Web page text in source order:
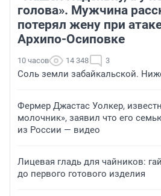
голова». Мужчина
потерял жену при
Архипо-Осиповке
10 часов 14 348 3
Соль земли забайкальской.
Фермер Джастас Уолкер,
молочник», заявил что его
из России — видео
Лицевая гладь для чайников:
до первого готового изделия